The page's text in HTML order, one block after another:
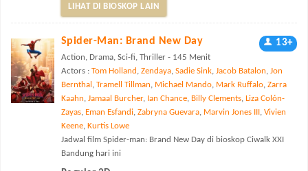
LIHAT DI BIOSKOP LAIN
Spider-Man: Brand New Day 13+
Action, Drama, Sci-fi, Thriller - 145 Menit
Actors : Tom Holland , Zendaya, Sadie Sink, Jacob Batalon, Jon
Bernthal , Tramell Tillman, Michael Mando, Mark Ruffalo, Zarra
Kaahn, Jamaal Burcher, Ian Chance, Billy Clements, Liza Colón-
Zayas, Eman Esfandi, Zabryna Guevara, Marvin Jones III, Vivien
Keene, Kurtis Lowe
Jadwal film Spider-man: Brand New Day di bioskop Ciwalk XXI
Bandung hari ini